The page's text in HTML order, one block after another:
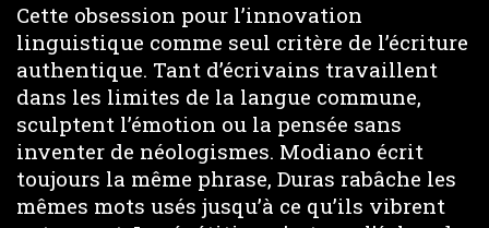
Cette obsession pour l’innovation
linguistique comme seul critère de l’écriture
authentique. Tant d’écrivains travaillent
dans les limites de la langue commune,
sculptent l’émotion ou la pensée sans
inventer de néologismes. Modiano écrit
toujours la même phrase, Duras rabâche les
mêmes mots usés jusqu’à ce qu’ils vibrent